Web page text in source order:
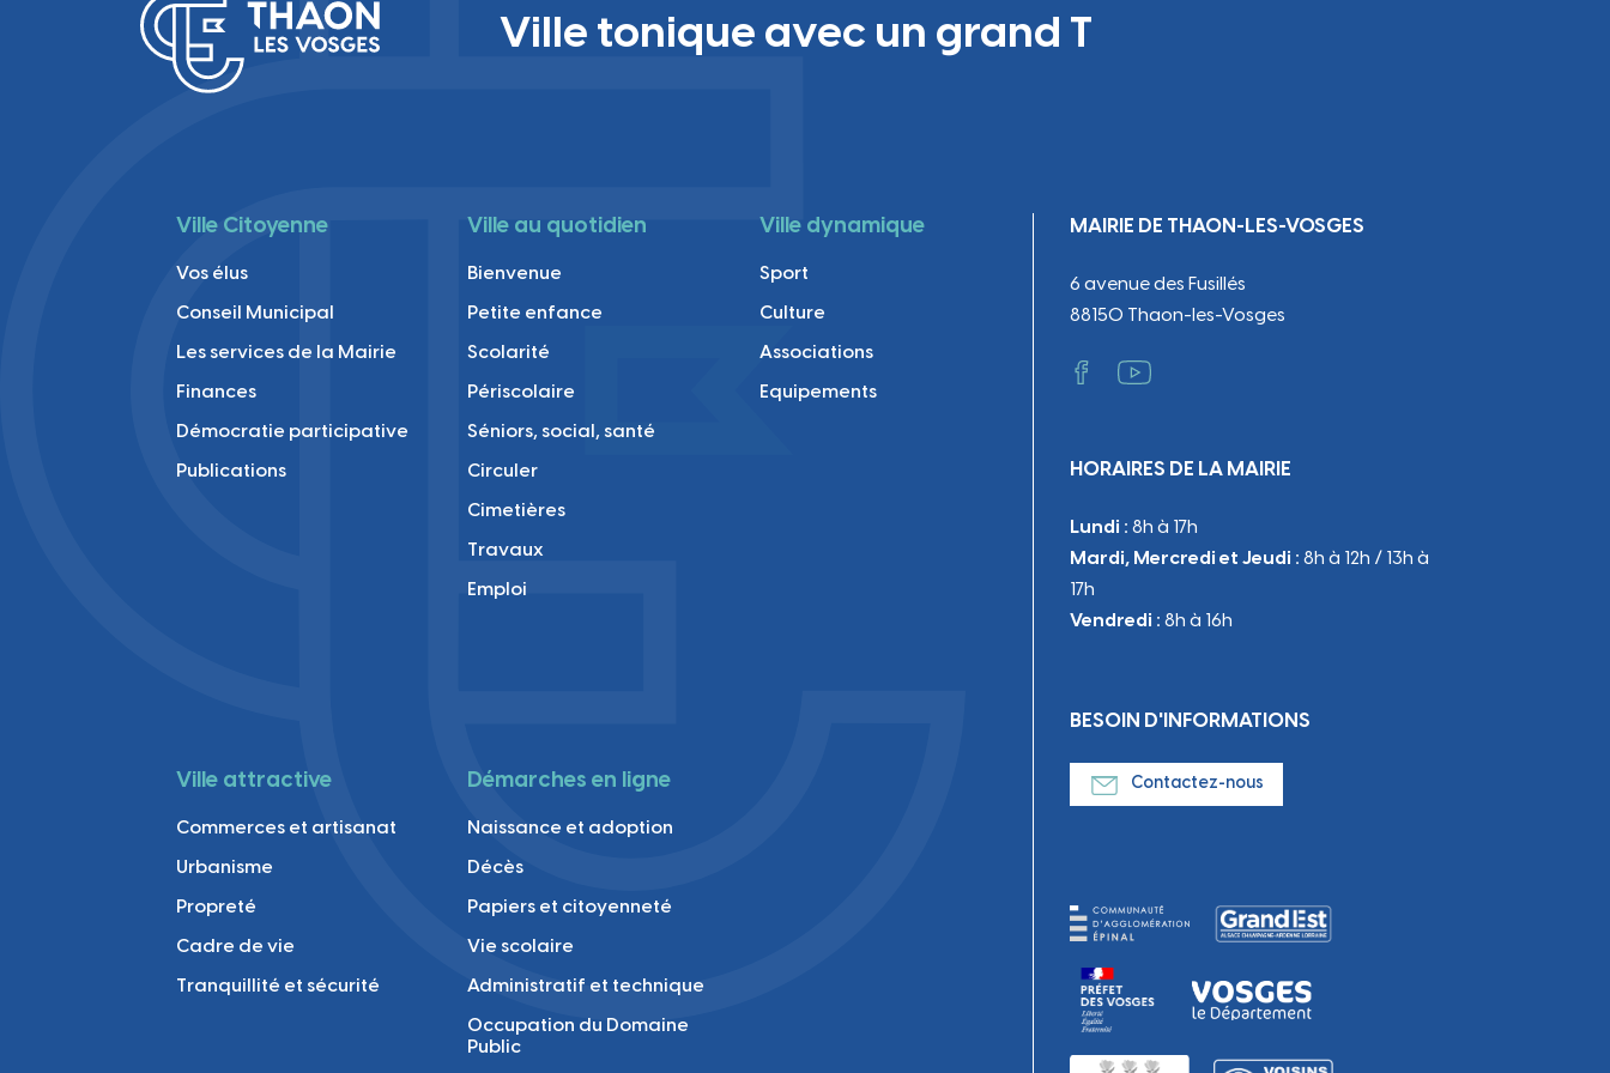
Ville tonique avec un grand T
Ville Citoyenne
Vos élus
Conseil Municipal
Les services de la Mairie
Finances
Démocratie participative
Publications
Ville au quotidien
Bienvenue
Petite enfance
Scolarité
Périscolaire
Séniors, social, santé
Circuler
Cimetières
Travaux
Emploi
Ville dynamique
Sport
Culture
Associations
Equipements
Ville attractive
Commerces et artisanat
Urbanisme
Propreté
Cadre de vie
Tranquillité et sécurité
Démarches en ligne
Naissance et adoption
Décès
Papiers et citoyenneté
Vie scolaire
Administratif et technique
Occupation du Domaine
Public
MAIRIE DE THAON-LES-VOSGES
6 avenue des Fusillés
88150 Thaon-les-Vosges
HORAIRES DE LA MAIRIE
Lundi : 8h à 17h
Mardi, Mercredi et Jeudi : 8h à 12h / 13h à
17h
Vendredi : 8h à 16h
BESOIN D'INFORMATIONS
Contactez-nous